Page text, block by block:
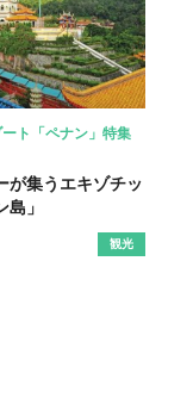
ート「ペナン」特集
が集うエキゾチッ
」
観光